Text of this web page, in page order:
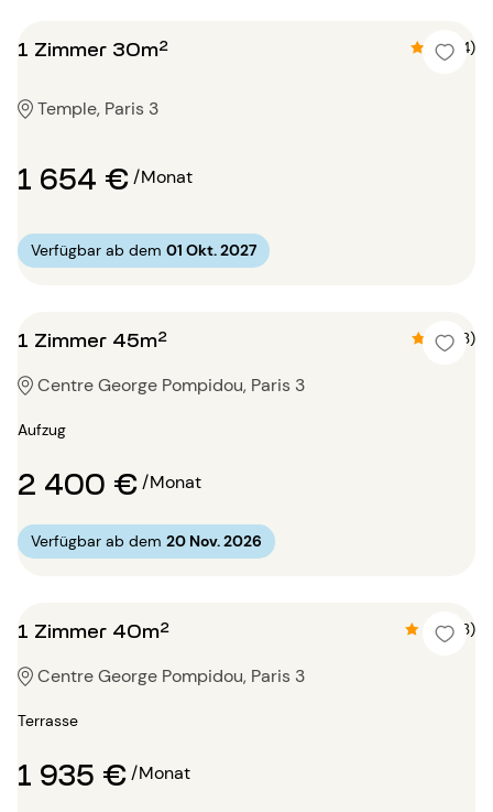
1 Zimmer 30m² 4.8 (4)
Temple, Paris 3
1 654 €/Monat
Verfügbar ab dem 01 Okt. 2027
1 Zimmer 45m² 4.7 (3)
Centre George Pompidou, Paris 3
Aufzug
2 400 €/Monat
Verfügbar ab dem 20 Nov. 2026
1 Zimmer 40m² 4.6 (13)
Centre George Pompidou, Paris 3
Terrasse
1 935 €/Monat